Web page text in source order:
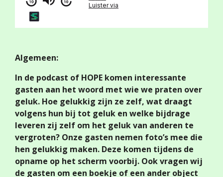
Algemeen:
In de podcast of HOPE komen interessante
gasten aan het woord met wie we praten over
geluk. Hoe gelukkig zijn ze zelf, wat draagt
volgens hun bij tot geluk en welke bijdrage
leveren zij zelf om het geluk van anderen te
vergroten? Onze gasten nemen foto’s mee die
hen gelukkig maken. Deze komen tijdens de
opname op het scherm voorbij. Ook vragen wij
de gasten om een boekje of een ander object